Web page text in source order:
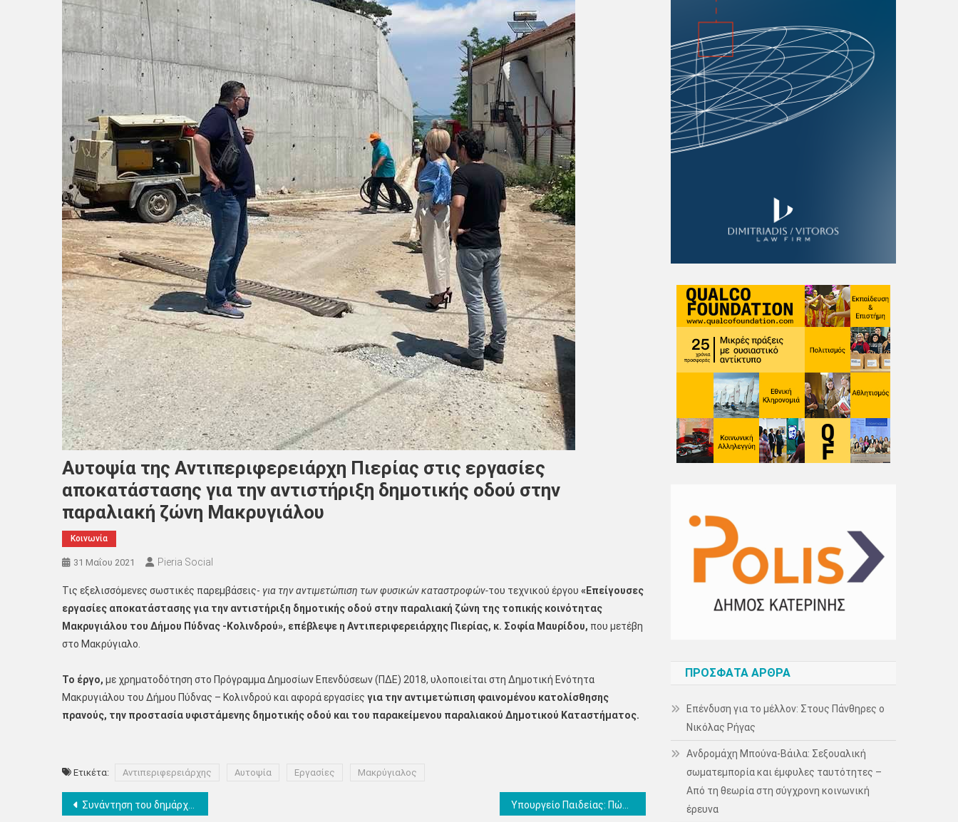
Αυτοψία της Αντιπεριφερειάρχη Πιερίας στις εργασίες
αποκατάστασης για την αντιστήριξη δημοτικής οδού στην
παραλιακή ζώνη Μακρυγιάλου
Κοινωνία
31 Μαΐου 2021 Pieria Social
Τις εξελισσόμενες σωστικές παρεμβάσεις- για την αντιμετώπιση των φυσικών καταστροφών-του τεχνικού έργου « Επείγουσες
εργασίες αποκατάστασης για την αντιστήριξη δημοτικής οδού στην παραλιακή ζώνη της τοπικής κοινότητας
Μακρυγιάλου του Δήμου Πύδνας -Κολινδρού», επέβλεψε η Αντιπεριφερειάρχης Πιερίας, κ. Σοφία Μαυρίδου, που μετέβη
στο Μακρύγιαλο.
Το έργο, με χρηματοδότηση στο Πρόγραμμα Δημοσίων Επενδύσεων (ΠΔΕ) 2018, υλοποιείται στη Δημοτική Ενότητα
Μακρυγιάλου του Δήμου Πύδνας – Κολινδρού και αφορά εργασίες για την αντιμετώπιση φαινομένου κατολίσθησης
πρανούς, την προστασία υφιστάμενης δημοτικής οδού και του παρακείμενου παραλιακού Δημοτικού Καταστήματος.
Ετικέτα: Αντιπεριφερειάρχης Αυτοψία Εργασίες Μακρύγιαλος
Πλοήγηση
Συνάντηση του δημάρχου Κατερίνης με το Συμβούλιο Κοινότητας Περίστασης
ΠΡΌΣΦΑΤΑ ΆΡΘΡΑ
Επένδυση για το μέλλον: Στους Πάνθηρες ο
Νικόλας Ρήγας
Ανδρομάχη Μπούνα-Βάιλα: Σεξουαλική
σωματεμπορία και έμφυλες ταυτότητες –
Από τη θεωρία στη σύγχρονη κοινωνική
έρευνα